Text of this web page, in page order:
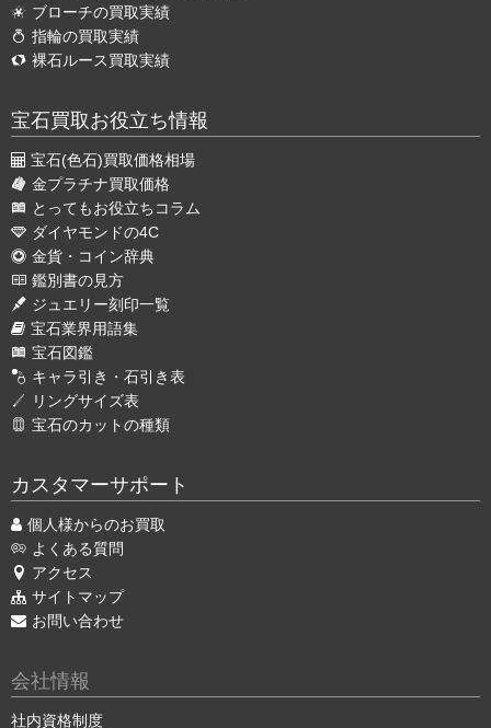
ブローチの買取実績
指輪の買取実績
裸石ルース買取実績
宝石買取お役立ち情報
宝石(色石)買取価格相場
金プラチナ買取価格
とってもお役立ちコラム
ダイヤモンドの4C
金貨・コイン辞典
鑑別書の見方
ジュエリー刻印一覧
宝石業界用語集
宝石図鑑
キャラ引き・石引き表
リングサイズ表
宝石のカットの種類
カスタマーサポート
個人様からのお買取
よくある質問
アクセス
サイトマップ
お問い合わせ
会社情報
社内資格制度